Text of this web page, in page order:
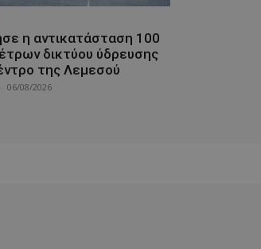
η αντικατάσταση 100
δικτύου ύδρευσης
της Λεμεσού
06/08/2026